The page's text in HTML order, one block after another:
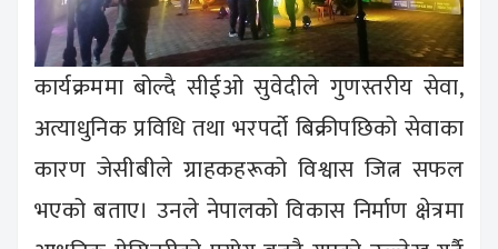
कार्यक्रममा बोल्दै सीईओ सुवेदीले गुणस्तरीय सेवा,
अत्याधुनिक प्रविधि तथा भरपर्दो बिक्रीपछिको सेवाका
कारण जेसीबीले ग्राहकहरूको विश्वास जित्न सफल
भएको बताए। उनले नेपालको विकास निर्माण क्षेत्रमा